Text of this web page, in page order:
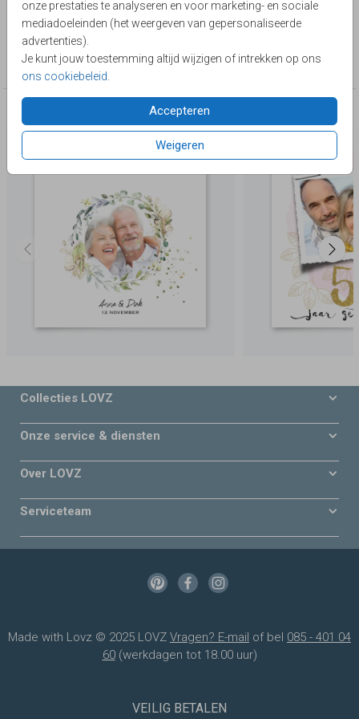
onze prestaties te analyseren en voor marketing- en sociale
mediadoeleinden (het weergeven van gepersonaliseerde
advertenties).
Je kunt jouw toestemming altijd wijzigen of intrekken op ons
ons cookiebeleid
Accepteren
Weigeren
Lievez
Collectie
50 jaar getrouwd
Deze producten zijn wellicht ook iets voor je
Collecties LOVZ
Onze service & diensten
Over LOVZ
Serviceteam
Made with Lovz © 2025 LOVZ Vragen? E-mail of bel 085 - 401 04
60(werkdagen tot 18.00 uur)
VEILIG BETALEN